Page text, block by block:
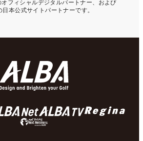
フィシャルデジタルパートナー、および
日本公式サイトパートナーです。